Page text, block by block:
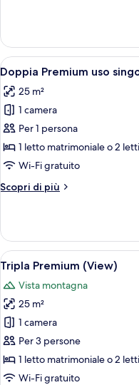
Premium
Apri
tutte
le
foto
per
Doppia
Premium
singolo
6
Doppia Premium uso
25 m²
1 camera
Per 1 persona
1 letto matrimoniale o 2
Wi-Fi gratuito
Scopri di più
Altri
Premium
uso
singolo
Apri
tutte
le
foto
per
Tripla
Premium
(View)
5
Tripla Premium (View)
Vista montagna
25 m²
1 camera
Per 3 persone
1 letto matrimoniale o 2
Wi-Fi gratuito